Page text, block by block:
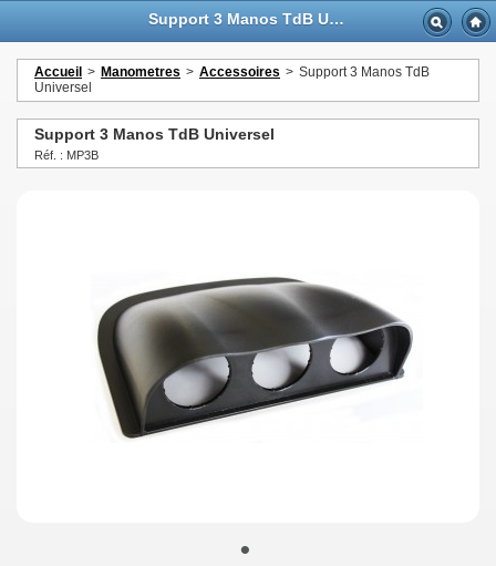
Support 3 Manos TdB Universel - GTTurbo-online
Accueil > Manometres > Accessoires > Support 3 Manos TdB
Universel
Support 3 Manos TdB Universel
Réf. : MP3B
•